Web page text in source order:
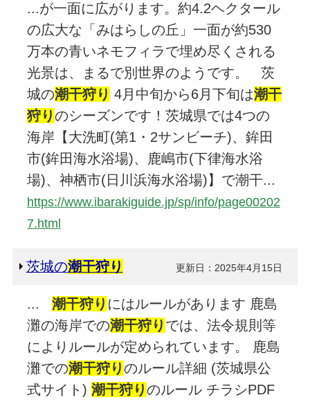
...が一面に広がります。約4.2ヘクタール
の広大な「みはらしの丘」一面が約530
万本の青いネモフィラで埋め尽くされる
光景は、まるで別世界のようです。 茨
城の潮干狩り 4月中旬から6月下旬は潮干
狩りのシーズンです！茨城県では4つの
海岸【大洗町(第1・2サンビーチ)、鉾田
市(鉾田海水浴場)、鹿嶋市(下律海水浴
場)、神栖市(日川浜海水浴場)】で潮干...
https://www.ibarakiguide.jp/sp/info/page00202
7.html
茨城の潮干狩り 更新日：2025年4月15日
... 潮干狩り にはルールがあります 鹿島
灘の海岸での潮干狩り では、法令規則等
によりルールが定められています。 鹿島
灘での潮干狩りのルール詳細 (茨城県公
式サイト) 潮干狩りのルール チラシPDF